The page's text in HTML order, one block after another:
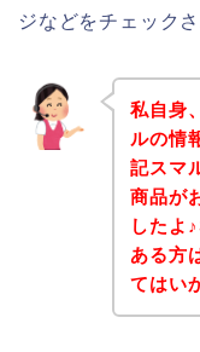
ジなどをチェック
私自身
ルの情
記スマ
商品が
したよ
ある方
てはい